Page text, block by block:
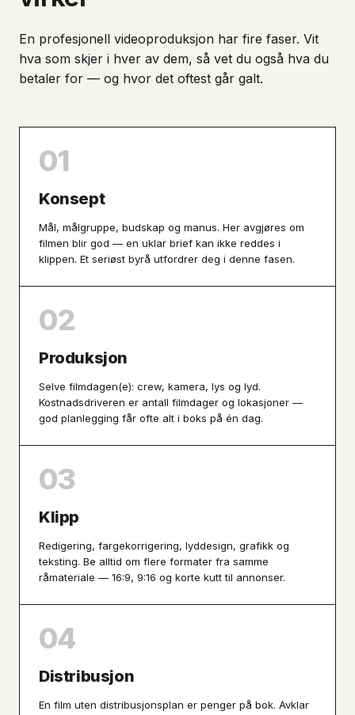
En profesjonell videoproduksjon har fire faser. Vit
hva som skjer i hver av dem, så vet du også hva du
betaler for — og hvor det oftest går galt.
01
Konsept
Mål, målgruppe, budskap og manus. Her avgjøres om
filmen blir god — en uklar brief kan ikke reddes i
klippen. Et seriøst byrå utfordrer deg i denne fasen.
02
Produksjon
Selve filmdagen(e): crew, kamera, lys og lyd.
Kostnadsdriveren er antall filmdager og lokasjoner —
god planlegging får ofte alt i boks på én dag.
03
Klipp
Redigering, fargekorrigering, lyddesign, grafikk og
teksting. Be alltid om flere formater fra samme
råmateriale — 16:9, 9:16 og korte kutt til annonser.
04
Distribusjon
En film uten distribusjonsplan er penger på bok. Avklar